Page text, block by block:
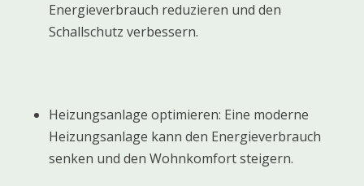
Energieverbrauch reduzieren und den
Schallschutz verbessern.
Heizungsanlage optimieren: Eine moderne
Heizungsanlage kann den Energieverbrauch
senken und den Wohnkomfort steigern.